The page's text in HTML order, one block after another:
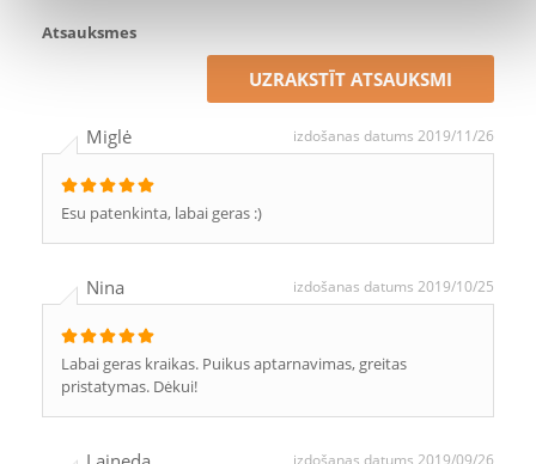
Atsauksmes
UZRAKSTĪT ATSAUKSMI
Miglė izdošanas datums 2019/11/26
Esu patenkinta, labai geras :)
Nina izdošanas datums 2019/10/25
Labai geras kraikas. Puikus aptarnavimas, greitas
pristatymas. Dėkui!
izdošanas datums 2019/09/26